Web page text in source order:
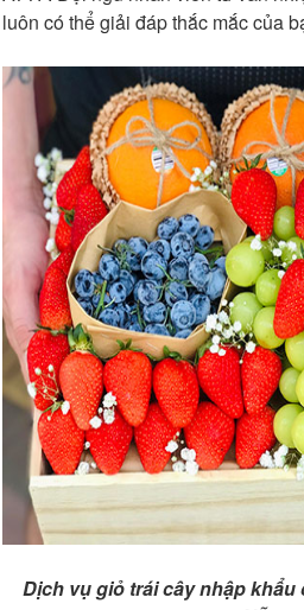
luôn có thể giải đáp thắc mắc của
Dịch vụ giỏ trái cây nhập